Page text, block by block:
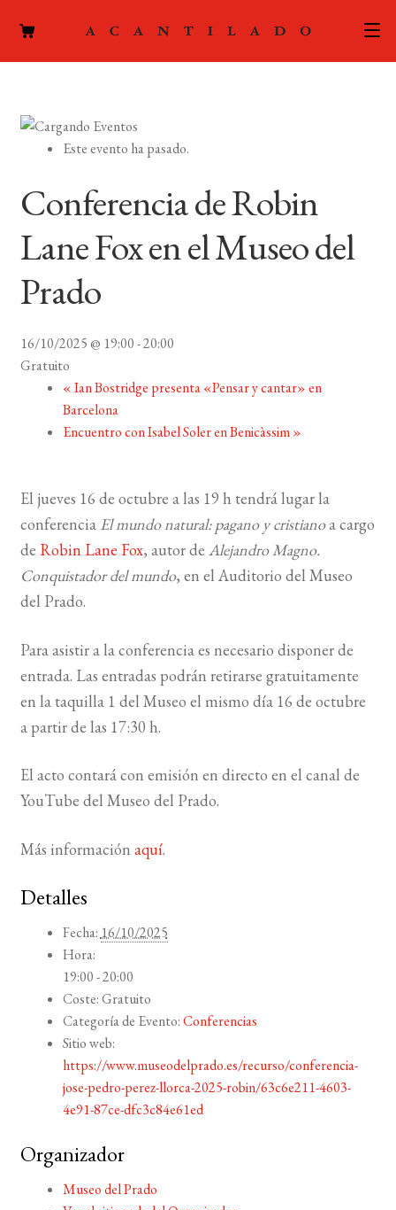
PODCAST
LA EDITORIAL
CONTACTO
MI CUENTA
BUSCAR
Este evento ha pasado.
Conferencia de Robin
Lane Fox en el Museo del
Prado
16/10/2025 @ 19:00-20:00
Gratuito
«Ian Bostridge presenta «Pensar y cantar» en
Barcelona
Encuentro con Isabel Soler en Benicàssim»
El jueves 16 de octubre a las 19 h tendrá lugar la
conferencia El mundo natural: pagano y cristianoa cargo
de Robin Lane Fox, autor de Alejandro Magno.
Conquistador del mundo, en el Auditorio del Museo
del Prado.
Para asistir a la conferencia es necesario disponer de
entrada. Las entradas podrán retirarse gratuitamente
en la taquilla 1 del Museo el mismo día 16 de octubre
a partir de las 17:30 h.
El acto contará con emisión en directo en el canal de
YouTube del Museo del Prado.
Más información aquí.
Detalles
Fecha:16/10/2025
Hora:
19:00 - 20:00
Coste:Gratuito
Categoría de Evento:Conferencias
Sitio web:
https://www.museodelprado.es/recurso/conferencia-
jose-pedro-perez-llorca-2025-robin/63c6e211-4603-
4e91-87ce-dfc3c84e61ed
Organizador
Museo del Prado